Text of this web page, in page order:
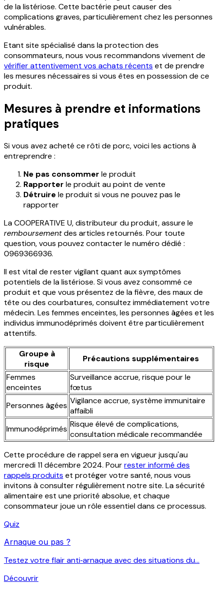
de la listériose. Cette bactérie peut causer des
complications graves, particulièrement chez les personnes
vulnérables.
Etant site spécialisé dans la protection des
consommateurs, nous vous recommandons vivement de
vérifier attentivement vos achats récents et de prendre
les mesures nécessaires si vous êtes en possession de ce
produit.
Mesures à prendre et informations
pratiques
Si vous avez acheté ce rôti de porc, voici les actions à
entreprendre :
Ne pas consommer le produit
Rapporter le produit au point de vente
Détruire le produit si vous ne pouvez pas le
rapporter
La COOPERATIVE U, distributeur du produit, assure le
remboursementdes articles retournés. Pour toute
question, vous pouvez contacter le numéro dédié :
0969366936.
Il est vital de rester vigilant quant aux symptômes
potentiels de la listériose. Si vous avez consommé ce
produit et que vous présentez de la fièvre, des maux de
tête ou des courbatures, consultez immédiatement votre
médecin. Les femmes enceintes, les personnes âgées et les
individus immunodéprimés doivent être particulièrement
attentifs.
Groupe à
risque
Précautions supplémentaires
Femmes
enceintes
Surveillance accrue, risque pour le
fœtus
Personnes âgées Vigilance accrue, système immunitaire
affaibli
Immunodéprimés Risque élevé de complications,
consultation médicale recommandée
Cette procédure de rappel sera en vigueur jusqu'au
mercredi 11 décembre 2024. Pourrester informé des
rappels produits et protéger votre santé, nous vous
invitons à consulter régulièrement notre site. La sécurité
alimentaire est une priorité absolue, et chaque
consommateur joue un rôle essentiel dans ce processus.
Quiz
Arnaque ou pas ?
Testez votre flair anti‑arnaque avec des situations du...
Découvrir